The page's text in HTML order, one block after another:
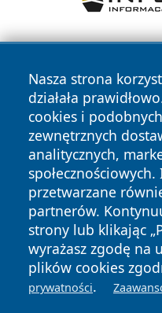
Nasza strona
działała
cookies i
zewnętrznych
analitycznych,
przetwarzane
partnerów.
strony lub klikając
wyrażasz zgodę na
plików cookies
prywatności.
Copyright © 2026
zastrzeżone.
News Autorzy